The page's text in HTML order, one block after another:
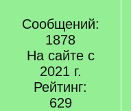
Сообщений:
1878
На сайте с
2021 г.
Рейтинг:
629